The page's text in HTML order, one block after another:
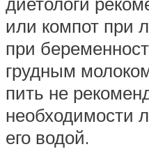
или компот при
при
грудным
пить не
необходимости
его водой.